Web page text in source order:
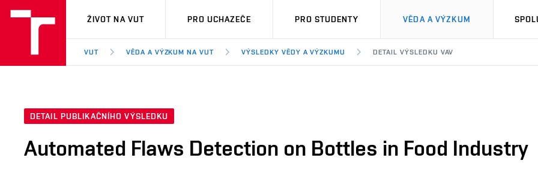
VUT
ŽIVOT NA VUT PRO UCHAZEČE PRO STUDENTY VĚDA A VÝZKUM
VUT VĚDA A VÝZKUM NA VUT VÝSLEDKY VĚDY A VÝZKUMU DETAIL VÝSLEDKU VAV
DETAIL PUBLIKAČNÍHO VÝSLEDKU
Automated Flaws Detection on Bottles in Food Industry